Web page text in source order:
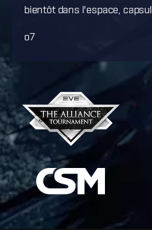
bientôt dans l'espace,
o7